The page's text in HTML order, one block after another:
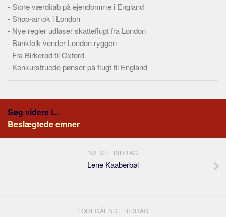
- Store værditab på ejendomme i England
- Shop-amok i London
- Nye regler udløser skatteflugt fra London
- Bankfolk vender London ryggen
- Fra Birkerød til Oxford
- Konkurstruede pønser på flugt til England
Søg videre i...
Beslægtede emner
NÆSTE BIDRAG
Lene Kaaberbøl
FOREGÅENDE BIDRAG